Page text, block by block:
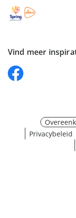
Vind meer
Privacybeleid